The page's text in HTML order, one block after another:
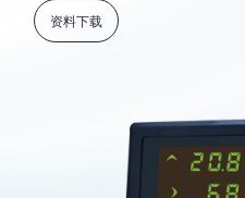
资料下载